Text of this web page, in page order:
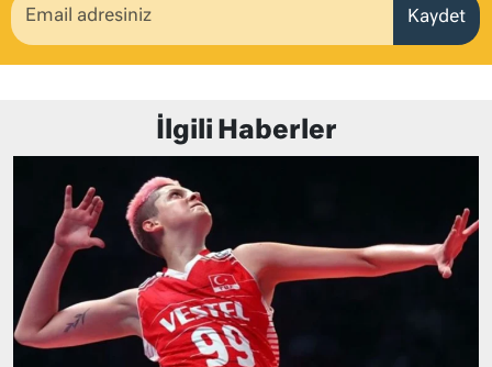
Kaydet
İlgili Haberler